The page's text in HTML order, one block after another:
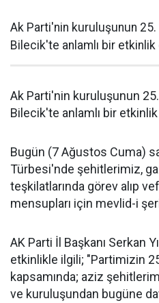
Ak Parti'nin kuruluşunun 25.
Bilecik'te anlamlı bir
Ak Parti'nin kuruluşunun 25.
Bilecik'te anlamlı bir
Bugün (7 Ağustos Cuma)
Türbesi'nde şehitlerimiz,
teşkilatlarında görev alıp
mensupları için mevlid-i
AK Parti İl Başkanı Serkan
etkinlikle ilgili; "Partimizin
kapsamında; aziz
ve kuruluşundan bugüne